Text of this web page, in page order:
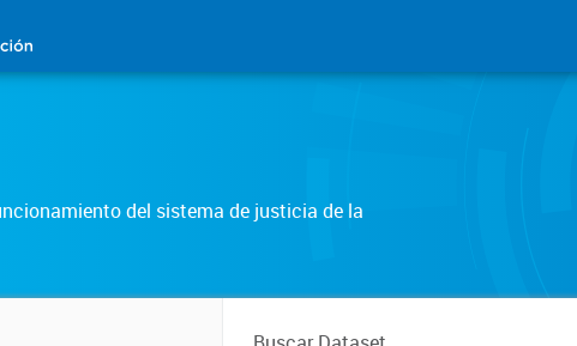
del sistema de justicia de la